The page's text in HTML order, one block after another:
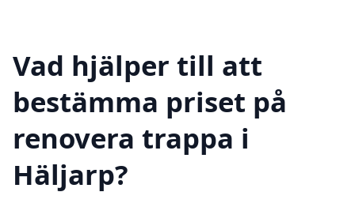
Vad hjälper till att
bestämma priset på
renovera trappa i
Häljarp?